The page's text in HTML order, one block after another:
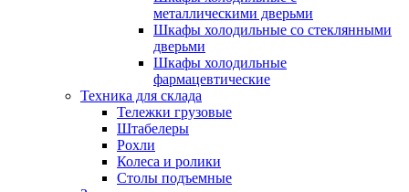
металлическими дверьми
Шкафы холодильные со стеклянными
дверьми
Шкафы холодильные
фармацевтические
Техника для склада
Тележки грузовые
Штабелеры
Рохли
Колеса и ролики
Столы подъемные